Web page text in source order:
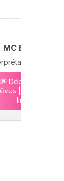
MC Bramond
des rêves
💭 Décryptez vos
| 5€ - Places
limitées